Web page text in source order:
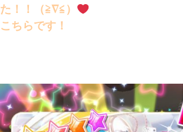
た！！（≧∇≦）
こちらです！